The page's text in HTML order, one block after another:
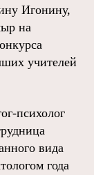
Игонину,
на
учителей
психолог
вида
года